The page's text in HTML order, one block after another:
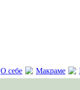
О себе Макраме